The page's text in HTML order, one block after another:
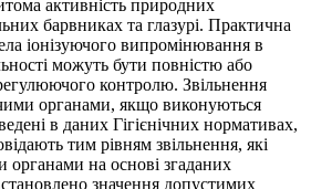
активність природних
барвниках та глазурі. Практична
іонізуючого випромінювання в
можуть бути повністю або
контролю. Звільнення
органами, якщо виконуються
в даних Гігієнічних нормативах,
тим рівням звільнення, які
органами на основі згаданих
значення допустимих